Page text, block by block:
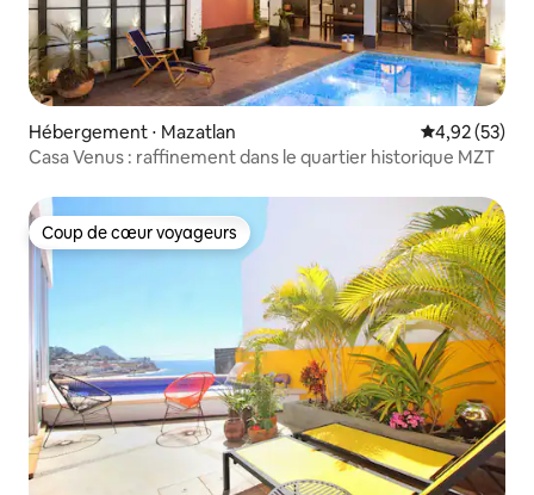
Hébergement ⋅ Mazatlan Évaluation
4,92 (53)
Casa Venus : raffinement dans le quartier historique MZT
Coup de cœur voyageurs
Coup de cœur voyageurs